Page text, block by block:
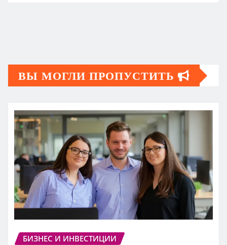
ВЫ МОГЛИ ПРОПУСТИТЬ
БИЗНЕС И ИНВЕСТИЦИИ